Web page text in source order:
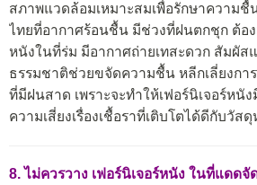
สภาพแวดล้อมเหมาะสมเพื่อรักษาความชื้
ไทยที่อากาศร้อนชื้น มีช่วงที่ฝนตกชุก ต้อง
หนังในที่ร่ม มีอากาศถ่ายเทสะดวก สัมผัส
ธรรมชาติช่วยขจัดความชื้น หลีกเลี่ยงกา
ที่มีฝนสาด เพราะจะทำให้เฟอร์นิเจอร์หนั
ความเสี่ยงเรื่องเชื้อราที่เติบโตได้ดีกับวัสดุ
8. ไม่ควรวาง เฟอร์นิเจอร์หนัง ในที่แดดจั